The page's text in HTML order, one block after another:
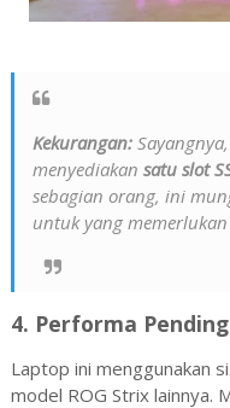
Kekurangan:
menyediakan satu slot
sebagian orang, ini
untuk yang
4. Performa
Laptop ini menggunakan
model ROG Strix lainnya.